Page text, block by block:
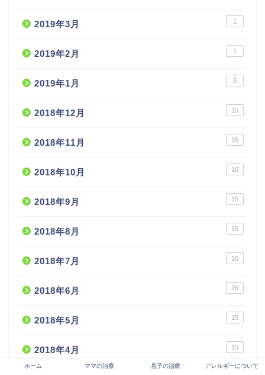
2019年3月 1
2019年2月 1
2019年1月 5
2018年12月 15
2018年11月 15
2018年10月 16
2018年9月 15
2018年8月 15
2018年7月 16
2018年6月 15
2018年5月 15
2018年4月 15
ホーム ママの治療 息子の治療 アレルギーについて